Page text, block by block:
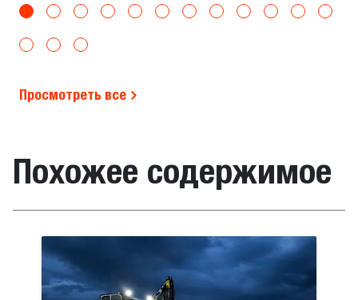
Просмотреть все
Похожее содержимое